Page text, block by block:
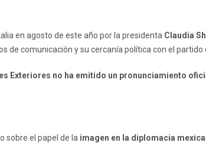
en agosto de este año por la presidenta Claudia
de comunicación y su cercanía política con el
Exteriores no ha emitido un pronunciamiento
sobre el papel de la imagen en la diplomacia